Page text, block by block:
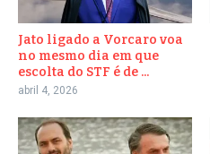
Jato ligado a Vorcaro voa
no mesmo dia em que
escolta do STF é de ...
abril 4, 2026